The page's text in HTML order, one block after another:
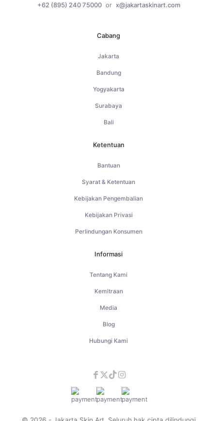
+62 (895) 240 75000 or x@jakartaskinart.com
Cabang
Jakarta
Bandung
Yogyakarta
Surabaya
Bali
Ketentuan
Bantuan
Syarat & Ketentuan
Kebijakan Pengembalian
Kebijakan Privasi
Perlindungan Konsumen
Informasi
Tentang Kami
Kemitraan
Media
Blog
Hubungi Kami